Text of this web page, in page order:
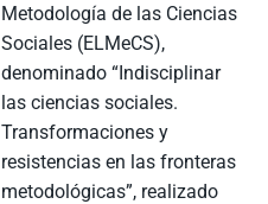
Metodología de las Ciencias
Sociales (ELMeCS),
denominado “Indisciplinar
las ciencias sociales.
Transformaciones y
resistencias en las fronteras
metodológicas”, realizado